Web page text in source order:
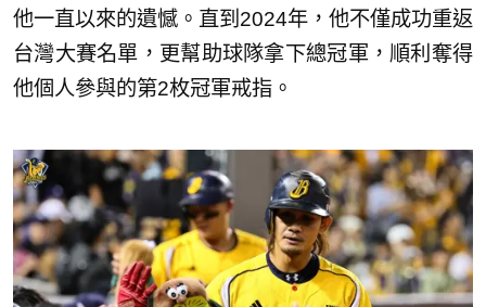
他一直以來的遺憾。直到2024年，他不僅成功重返
台灣大賽名單，更幫助球隊拿下總冠軍，順利奪得
他個人參與的第2枚冠軍戒指。